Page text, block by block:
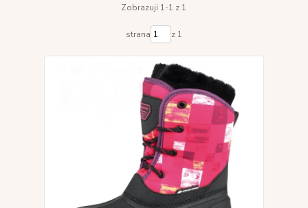
Zobrazuji 1-1 z 1
strana z 1